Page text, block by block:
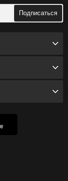
Подписаться